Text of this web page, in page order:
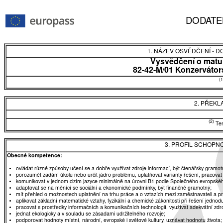
1. NÁZEV OSVĚDČENÍ -
Vysvědčení o
82-42-M/01
2.
(2)
3. PROFIL
Obecné kompetence:
ovládat různé způsoby učení se a dobře využívat zdroje informací, být čtenářsky
porozumět zadání úkolu nebo určit jádro problému, uplatňovat varianty řešení,
komunikovat v jednom cizím jazyce minimálně na úrovni B1 podle Společného
adaptovat se na měnící se sociální a ekonomické podmínky, být finančně gramotný;
mít přehled o možnostech uplatnění na trhu práce a o vztazích mezi zaměstnavateli a
aplikovat základní matematické vztahy, fyzikální a chemické zákonitosti při řešení
pracovat s prostředky informačních a komunikačních technologií, využívat adekvátní
jednat ekologicky a v souladu se zásadami udržitelného rozvoje;
podporovat hodnoty místní, národní, evropské i světové kultury, uznávat hodnotu života;